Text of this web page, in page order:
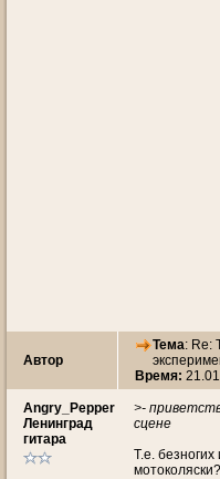
Автор
Тема: Re:
Время:
Angry_Pepper
Ленинград
гитара
>-
сцене
Т.е.
мотоколяски?